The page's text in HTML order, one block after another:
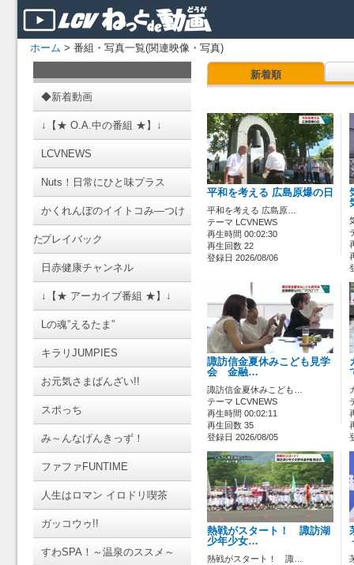
ホーム > 番組・写真一覧(関連映像・写真)
◆新着動画
↓【★ O.A.中の番組 ★】↓
LCVNEWS
Nuts！日常にひと味プラス
かくれんぼのイイトコみ―つけ
たプレイバック
日赤健康チャンネル
↓【★ アーカイブ番組 ★】↓
Lの魂”えるたま”
キラリJUMPIES
お元気さまばんざい!!
スポっち
み～んなげんきっず！
ファファFUNTIME
人生はロマン イロドリ喫茶
ガッコウゥ!!
すわSPA！～温泉のススメ～
新着順
平和を考える 広島原爆の日
平和を考える 広島原…
テーマ LCVNEWS
再生時間 00:02:30
再生回数 22
登録日 2026/08/06
諏訪信金夏休みこども見学
会 金融…
諏訪信金夏休みこども…
テーマ LCVNEWS
再生時間 00:02:11
再生回数 35
登録日 2026/08/05
熱戦がスタート！ 諏訪湖
少年少女…
熱戦がスタート！ 諏…